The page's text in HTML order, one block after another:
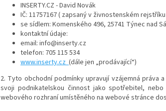
INSERTY.CZ - David Novák
IČ: 11757167 ( zapsaný v živnostenském
se sídlem: Komenského 496, 25741 Týnec nad
kontaktní údaje:
email: info@inserty.cz
telefon: 705 115 534
www.inserty.cz(dále jen „prodávající“)
2. Tyto obchodní podmínky upravují vzájemná práva
svoji podnikatelskou činnost jako spotřebitel,
webového rozhraní umístěného na webové stránce